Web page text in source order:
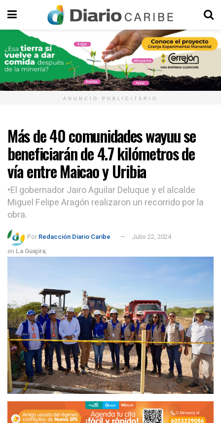
ANUNCIO PUBLICITARIO
Más de 40 comunidades wayuu se
beneficiarán de 4.7 kilómetros de
vía entre Maicao y Uribia
•El gobernador Jairo Aguilar Deluque y el alcalde
Miguel Felipe Aragón realizaron un recorrido por la
obra.
Por:Redacción Diario Caribe
Julio 22, 2024
en La Guajira,